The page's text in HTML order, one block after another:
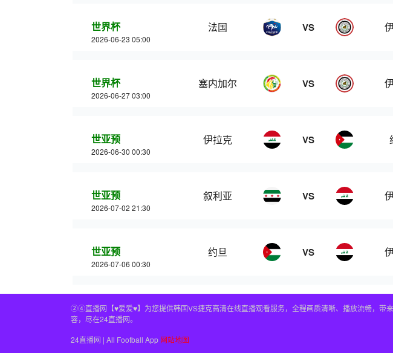
世界杯
2026-06-23 05:00
法国 VS
世界杯
2026-06-27 03:00
塞内加尔 VS
世亚预
2026-06-30 00:30
伊拉克 VS
世亚预
2026-07-02 21:30
叙利亚 VS
世亚预
2026-07-06 00:30
约旦 VS
②④直播网【♥爱爱♥】为您提供韩国VS捷克高清在线直播观看服务，全程画质清晰、播放流畅，带
容，尽在24直播网。
24直播网 | All Football App 网站地图